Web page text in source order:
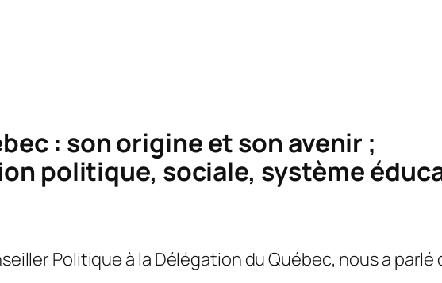
: son origine et son avenir ;
politique, sociale, système
Politique à la Délégation du Québec, nous a parlé